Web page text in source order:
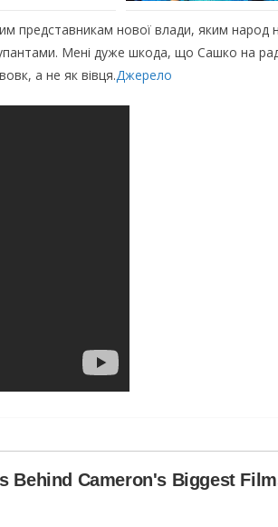
представникам нової влади, яким народ
Мені дуже шкода, що Сашко на
а не як вівця.Джерело